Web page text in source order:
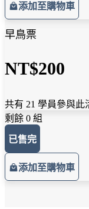
添加至購物車
早鳥票
NT$200
共有 21 學員參與此
剩餘 0 組
已售完
添加至購物車